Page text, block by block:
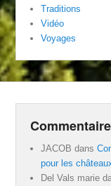
Traditions
Vidéo
Voyages
JACOB dans
pour les
Del Vals marie